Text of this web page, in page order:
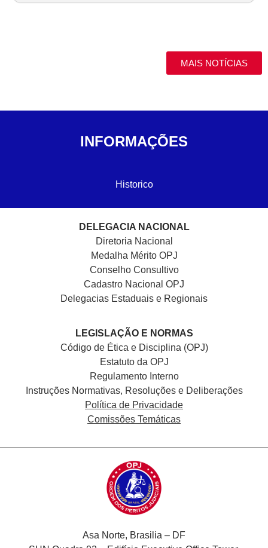
MAIS NOTÍCIAS
INFORMAÇÕES
Historico
DELEGACIA NACIONAL
Diretoria Nacional
Medalha Mérito OPJ
Conselho Consultivo
Cadastro Nacional OPJ
Delegacias Estaduais e Regionais
LEGISLAÇÃO E NORMAS
Código de Ética e Disciplina (OPJ)
Estatuto da OPJ
Regulamento Interno
Instruções Normativas, Resoluções e Deliberações
Política de Privacidade
Comissões Temáticas
Asa Norte, Brasilia – DF